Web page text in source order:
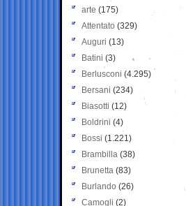
arte (175)
Attentato (329)
Auguri (13)
Batini (3)
Berlusconi (4.295)
Bersani (234)
Biasotti (12)
Boldrini (4)
Bossi (1.221)
Brambilla (38)
Brunetta (83)
Burlando (26)
Camogli (2)